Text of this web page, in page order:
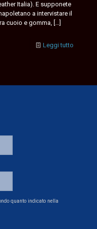
Italia). E supponete
a intervistare il
cuoio e gomma, […]
Leggi tutto
quanto indicato nella